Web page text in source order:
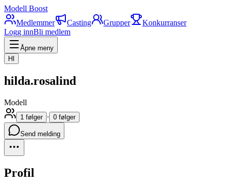
Modell Boost
Medlemmer
Casting Grupper
Konkurranser
Logg innBli medlem
Åpne meny
HI
hilda.rosalind
Modell
1 følger · 0 følger
Send melding
Profil